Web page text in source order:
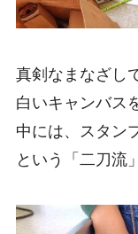
真剣なまなざし
白いキャンバス
中には、スタン
という「二刀流